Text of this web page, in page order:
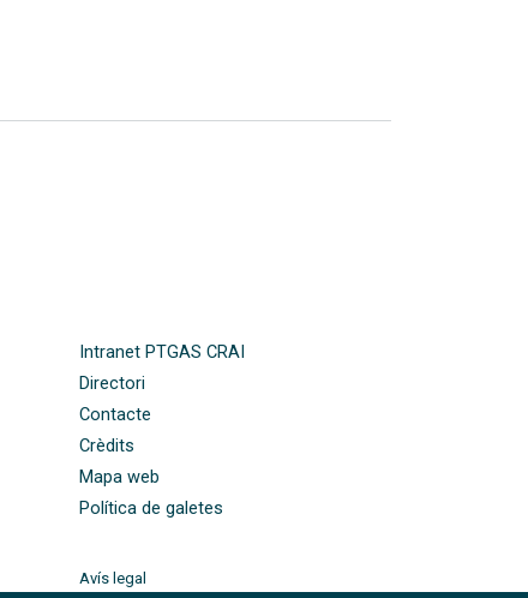
Intranet PTGAS CRAI
Directori
Contacte
Crèdits
Mapa web
Política de galetes
Avís legal